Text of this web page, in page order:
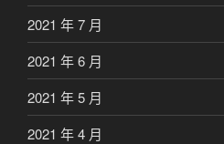
2021 年 7 月
2021 年 6 月
2021 年 5 月
2021 年 4 月